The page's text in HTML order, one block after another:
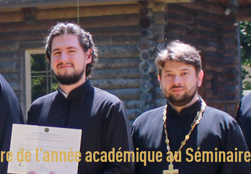
de l’année académique au Séminaire